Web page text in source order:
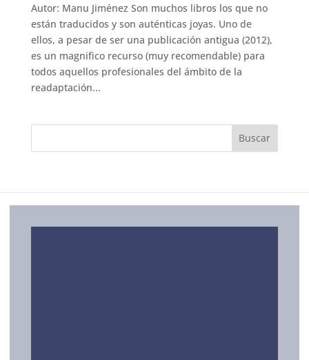
Autor: Manu Jiménez Son muchos libros los que no
están traducidos y son auténticas joyas. Uno de
ellos, a pesar de ser una publicación antigua (2012),
es un magnifico recurso (muy recomendable) para
todos aquellos profesionales del ámbito de la
readaptación...